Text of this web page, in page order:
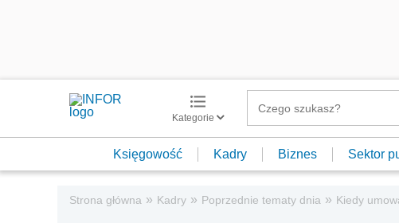
Kategorie
Księgowość Kadry Biznes Sektor
Strona główna » Kadry » Poprzednie tematy dnia » Kiedy